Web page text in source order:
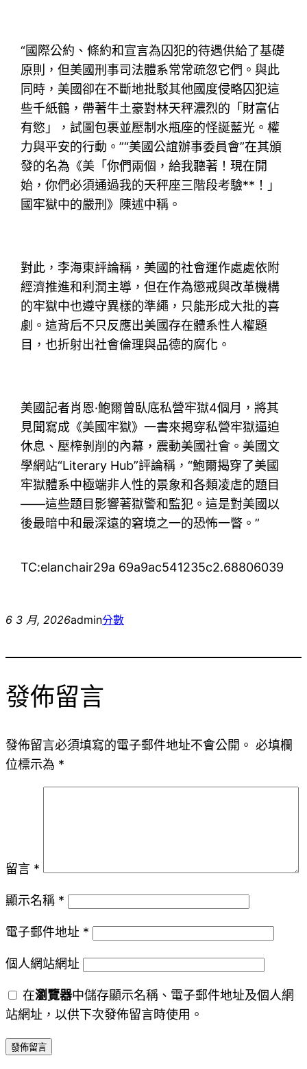
“國際公約、條約和宣言為囚犯的待遇供給了基礎
原則，但美國刑事司法體系常常疏忽它們。與此
同時，美國卻在不斷地批駁其他國度侵略囚犯這
些千紙鶴，帶著牛土豪對林天秤濃烈的「財富佔
有慾」，試圖包裹並壓制水瓶座的怪誕藍光。權
力與平安的行動。”“美國公誼辦事委員會”在其頒
發的名為《美「你們兩個，給我聽著！現在開
始，你們必須通過我的天秤座三階段考驗**！」
國牢獄中的嚴刑》陳述中稱。
對此，李海東評論稱，美國的社會運作處處依附
經濟推進和利潤主導，但在作為懲戒與改革機構
的牢獄中也遵守異樣的準繩，只能形成大批的喜
劇。這背后不只反應出美國存在體系性人權題
目，也折射出社會倫理與品德的腐化。
美國記者肖恩·鮑爾曾臥底私營牢獄4個月，將其
見聞寫成《美國牢獄》一書來揭穿私營牢獄逼迫
休息、壓榨剝削的內幕，震動美國社會。美國文
學網站“Literary Hub”評論稱，“鮑爾揭穿了美國
牢獄體系中極端非人性的景象和各類凌虐的題目
——這些題目影響著獄警和監犯。這是對美國以
後最暗中和最深遠的窘境之一的恐怖一瞥。”
TC:elanchair29a 69a9ac541235c2.68806039
6 3 月, 2026admin分數
發佈留言
發佈留言必須填寫的電子郵件地址不會公開。 必填欄
位標示為 *
留言 *
顯示名稱 *
電子郵件地址 *
個人網站網址
在瀏覽器中儲存顯示名稱、電子郵件地址及個人網
站網址，以供下次發佈留言時使用。